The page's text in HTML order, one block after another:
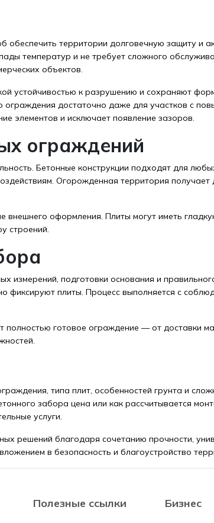
территории долговечную защиту и
температур и не требует сложного
объектов.
устойчивостью к разрушению и сохраняют
достаточно даже для участков с
элементов и исключает появление зазоров.
ограждений
Бетонные конструкции подходят для
Огорожденная территория
оформления. Плиты могут иметь
строений.
измерений, подготовки основания и
плиты. Процесс выполняется с
полностью готовое ограждение — от доставки
типа плит, особенностей грунта и
забора цена или как рассчитывается
услуги.
решений благодаря сочетанию прочности,
в безопасность и благоустройство
Полезные ссылки Бизнес